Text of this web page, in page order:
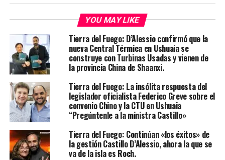
YOU MAY LIKE
Tierra del Fuego: D’Alessio confirmó que la
nueva Central Térmica en Ushuaia se
construye con Turbinas Usadas y vienen de
la provincia China de Shaanxi.
Tierra del Fuego: La insólita respuesta del
legislador oficialista Federico Greve sobre el
convenio Chino y la CTU en Ushuaia
“Pregúntenle a la ministra Castillo»
Tierra del Fuego: Continúan «los éxitos» de
la gestión Castillo D’Alessio, ahora la que se
va de la isla es Roch.